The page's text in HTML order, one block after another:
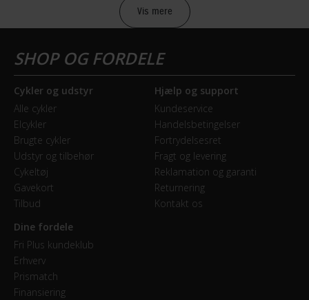
Sikkerheds- og producentinfo
Model år
2023
BREMSER
Bagbremse
Fodbremse
Forbremse
Mekanisk skivebremse
GEAR
Vis mere
Cykler og udstyr
Alle cykler
Elcykler
Brugte cykler
Udstyr og tilbehør
Cykeltøj
Gavekort
Tilbud
Hjælp og support
Kundeservice
Handelsbetingelser
Fortrydelsesret
Fragt og levering
Reklamation og garanti
Returnering
Kontakt os
Dine fordele
Fri Plus kundeklub
Erhverv
Prismatch
Finansiering